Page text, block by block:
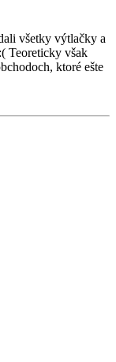
všetky výtlačky a
Teoreticky však
ktoré ešte